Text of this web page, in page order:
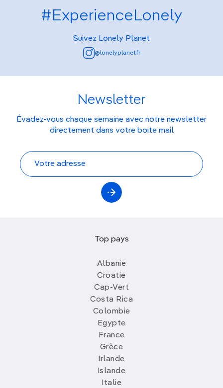
#ExperienceLonely
Suivez Lonely Planet
@lonelyplanetfr
Newsletter
Évadez-vous chaque semaine avec notre newsletter
directement dans votre boite mail
Top pays
Albanie
Croatie
Cap-Vert
Costa Rica
Colombie
Egypte
France
Grèce
Irlande
Islande
Italie